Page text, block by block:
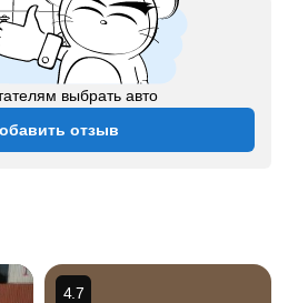
выбрать авто
отзыв
4.7